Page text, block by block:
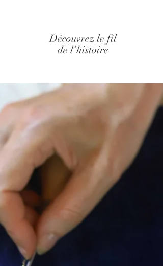
Découvrez le fil
de l’histoire